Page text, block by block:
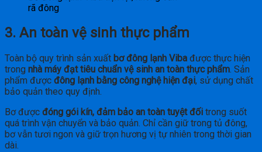
rã đông
3. An toàn vệ sinh thực phẩm
Toàn bộ quy trình sản xuất bơ đông lạnh Viba được thực hiện
trong nhà máy đạt tiêu chuẩn vệ sinh an toàn thực phẩm. Sản
phẩm được đông lạnh bằng công nghệ hiện đại, sử dụng chất
bảo quản theo quy định.
Bơ được đóng gói kín, đảm bảo an toàn tuyệt đối trong suốt
quá trình vận chuyển và bảo quản. Chỉ cần giữ trong tủ đông,
bơ vẫn tươi ngon và giữ trọn hương vị tự nhiên trong thời gian
dài.